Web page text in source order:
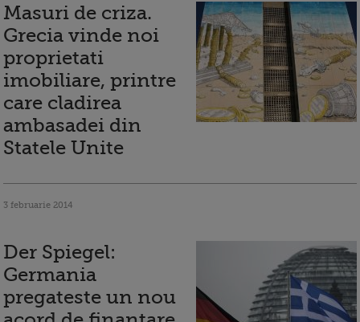
Masuri de criza.
Grecia vinde noi
proprietati
imobiliare, printre
care cladirea
ambasadei din
Statele Unite
3 februarie 2014
Der Spiegel:
Germania
pregateste un nou